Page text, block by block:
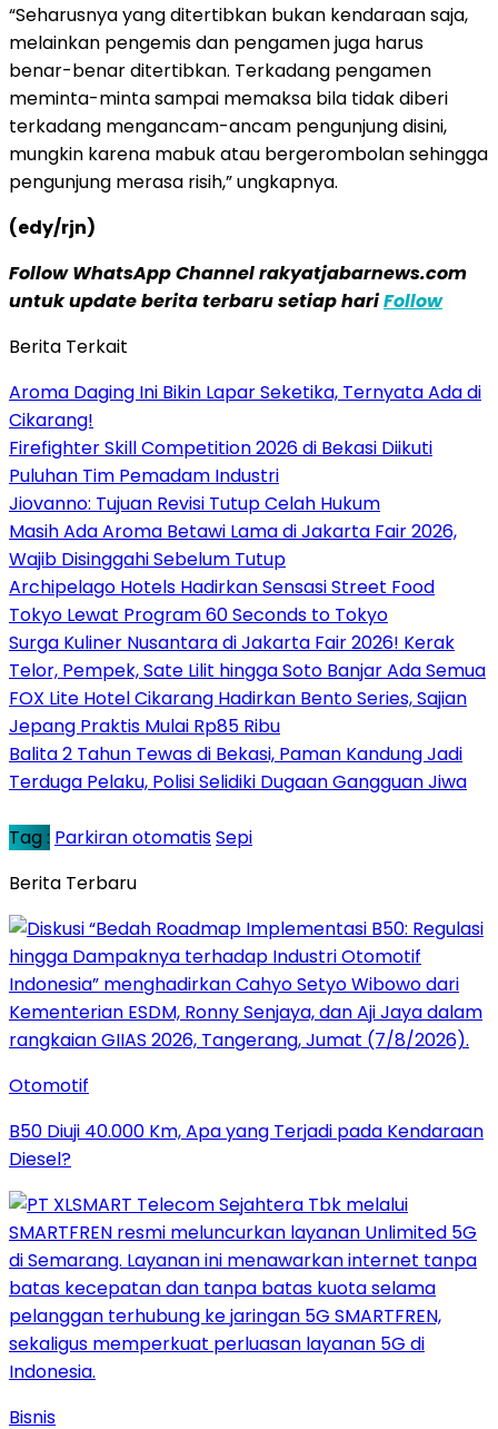
“Seharusnya yang ditertibkan bukan kendaraan saja,
melainkan pengemis dan pengamen juga harus
benar-benar ditertibkan. Terkadang pengamen
meminta-minta sampai memaksa bila tidak diberi
terkadang mengancam-ancam pengunjung disini,
mungkin karena mabuk atau bergerombolan sehingga
pengunjung merasa risih,” ungkapnya.
(edy/rjn)
Follow WhatsApp Channel rakyatjabarnews.com
untuk update berita terbaru setiap hariFollow
Berita Terkait
Aroma Daging Ini Bikin Lapar Seketika, Ternyata Ada di
Cikarang!
Firefighter Skill Competition 2026 di Bekasi Diikuti
Puluhan Tim Pemadam Industri
Jiovanno: Tujuan Revisi Tutup Celah Hukum
Masih Ada Aroma Betawi Lama di Jakarta Fair 2026,
Wajib Disinggahi Sebelum Tutup
Archipelago Hotels Hadirkan Sensasi Street Food
Tokyo Lewat Program 60 Seconds to Tokyo
Surga Kuliner Nusantara di Jakarta Fair 2026! Kerak
Telor, Pempek, Sate Lilit hingga Soto Banjar Ada Semua
FOX Lite Hotel Cikarang Hadirkan Bento Series, Sajian
Jepang Praktis Mulai Rp85 Ribu
Balita 2 Tahun Tewas di Bekasi, Paman Kandung Jadi
Terduga Pelaku, Polisi Selidiki Dugaan Gangguan Jiwa
Tag : Parkiran otomatisSepi
Berita Terbaru
Otomotif
B50 Diuji 40.000 Km, Apa yang Terjadi pada Kendaraan
Diesel?
Bisnis